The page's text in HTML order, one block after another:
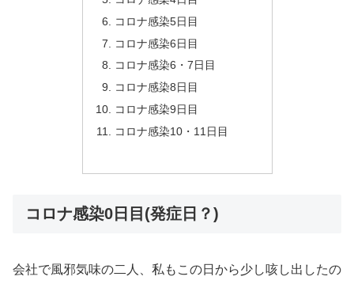
コロナ感染5日目
コロナ感染6日目
コロナ感染6・7日目
コロナ感染8日目
コロナ感染9日目
コロナ感染10・11日目
コロナ感染0日目(発症日？)
会社で風邪気味の二人、私もこの日から少し咳し出したの